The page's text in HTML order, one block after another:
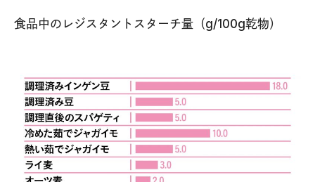
食品中のレジスタントスターチ量（g/100g乾物）